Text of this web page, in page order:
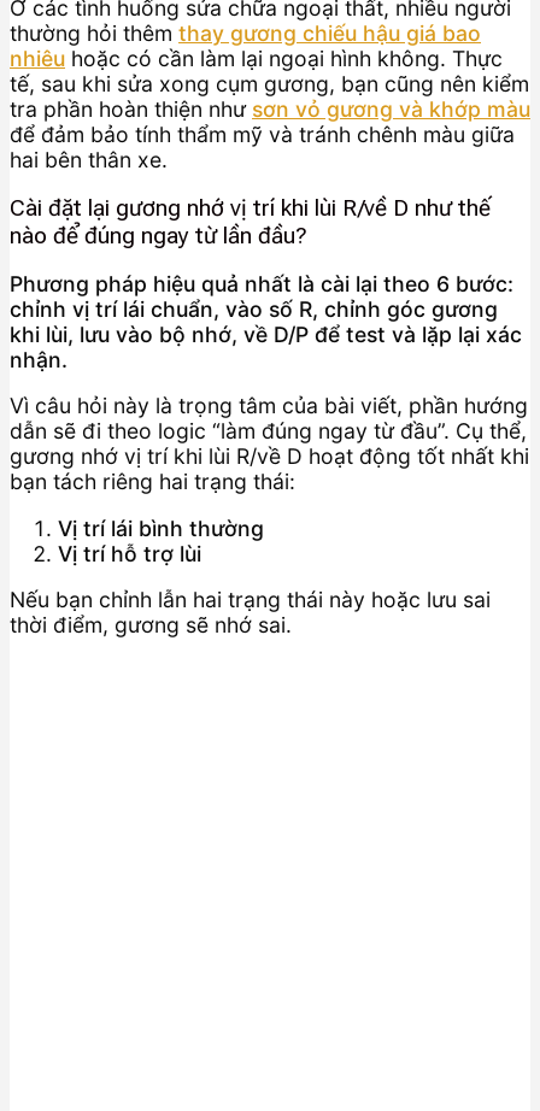
Ở các tình huống sửa chữa ngoại thất, nhiều người
thường hỏi thêm thay gương chiếu hậu giá bao
nhiêu hoặc có cần làm lại ngoại hình không. Thực
tế, sau khi sửa xong cụm gương, bạn cũng nên kiểm
tra phần hoàn thiện như sơn vỏ gương và khớp màu
để đảm bảo tính thẩm mỹ và tránh chênh màu giữa
hai bên thân xe.
Cài đặt lại gương nhớ vị trí khi lùi R/về D như thế
nào để đúng ngay từ lần đầu?
Phương pháp hiệu quả nhất là cài lại theo 6 bước:
chỉnh vị trí lái chuẩn, vào số R, chỉnh góc gương
khi lùi, lưu vào bộ nhớ, về D/P để test và lặp lại xác
nhận.
Vì câu hỏi này là trọng tâm của bài viết, phần hướng
dẫn sẽ đi theo logic “làm đúng ngay từ đầu”. Cụ thể,
gương nhớ vị trí khi lùi R/về D hoạt động tốt nhất khi
bạn tách riêng hai trạng thái:
Vị trí lái bình thường
Vị trí hỗ trợ lùi
Nếu bạn chỉnh lẫn hai trạng thái này hoặc lưu sai
thời điểm, gương sẽ nhớ sai.